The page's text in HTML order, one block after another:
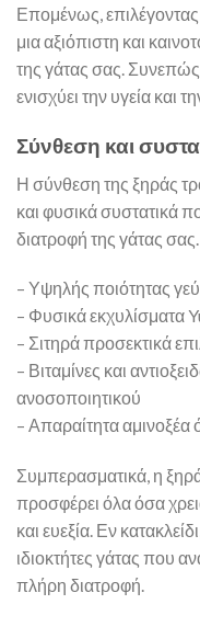
Επομένως,
μια αξιόπιστη και
της γάτας σας.
ενισχύει την υγεία και
Σύνθεση και
Η σύνθεση της ξηράς
και φυσικά συστατικά
διατροφή της γάτας σας.
– Υψηλής ποιότητας
– Φυσικά εκχυλίσματα
– Σιτηρά προσεκτικά
– Βιταμίνες και
ανοσοποιητικού
– Απαραίτητα αμινοξέα
Συμπερασματικά, η
προσφέρει όλα όσα
και ευεξία. Εν
ιδιοκτήτες γάτας που
πλήρη διατροφή.